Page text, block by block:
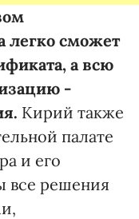
легко сможет
а всю
-
Кирий также
палате
и его
все решения